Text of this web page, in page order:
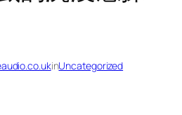
inUncategorized